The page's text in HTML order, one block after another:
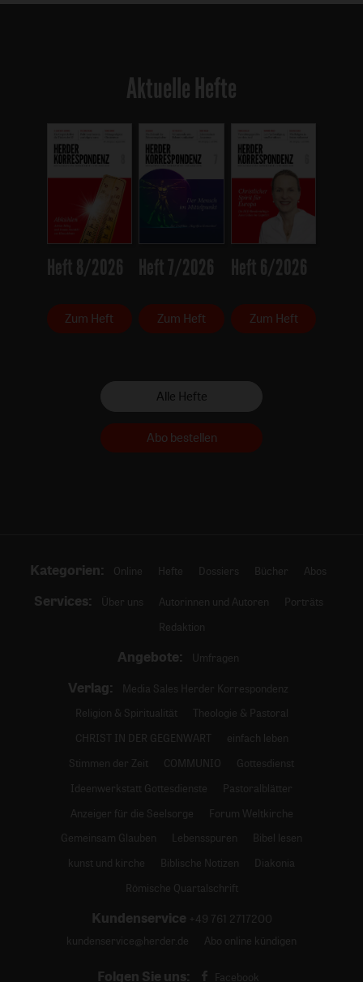
Aktuelle Hefte
Heft 8/2026
Zum Heft
Heft 7/2026
Zum Heft
Heft 6/2026
Zum Heft
Alle Hefte
Abo bestellen
Kategorien: Online Hefte Dossiers Bücher Abos
Services: Über uns Autorinnen und Autoren
Porträts
Redaktion
Angebote: Umfragen
Verlag:
Media Sales Herder Korrespondenz
Religion & Spiritualität
Theologie & Pastoral
CHRIST IN DER GEGENWART
einfach leben
Stimmen der Zeit
COMMUNIO
Gottesdienst
Ideenwerkstatt Gottesdienste
Pastoralblätter
Anzeiger für die Seelsorge
Forum Weltkirche
Gemeinsam Glauben
Lebensspuren
Bibel lesen
kunst und kirche
Biblische Notizen
Diakonia
Römische Quartalschrift
Kundenservice +49 761 2717200
kundenservice@herder.de
Abo online kündigen
Folgen Sie uns: Facebook